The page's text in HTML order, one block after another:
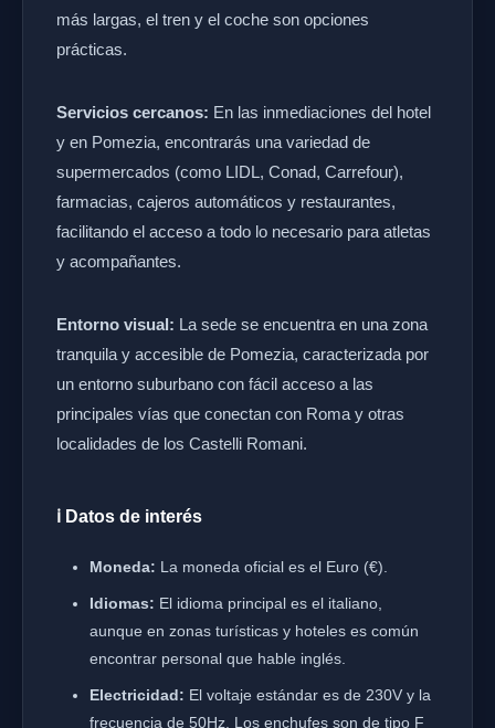
más largas, el tren y el coche son opciones
prácticas.
Servicios cercanos: En las inmediaciones del hotel
y en Pomezia, encontrarás una variedad de
supermercados (como LIDL, Conad, Carrefour),
farmacias, cajeros automáticos y restaurantes,
facilitando el acceso a todo lo necesario para atletas
y acompañantes.
Entorno visual: La sede se encuentra en una zona
tranquila y accesible de Pomezia, caracterizada por
un entorno suburbano con fácil acceso a las
principales vías que conectan con Roma y otras
localidades de los Castelli Romani.
ℹ️ Datos de interés
Moneda: La moneda oficial es el Euro (€).
Idiomas: El idioma principal es el italiano,
aunque en zonas turísticas y hoteles es común
encontrar personal que hable inglés.
Electricidad: El voltaje estándar es de 230V y la
frecuencia de 50Hz. Los enchufes son de tipo F